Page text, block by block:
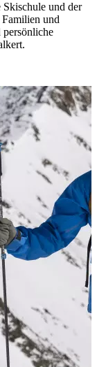
und der
und
persönliche